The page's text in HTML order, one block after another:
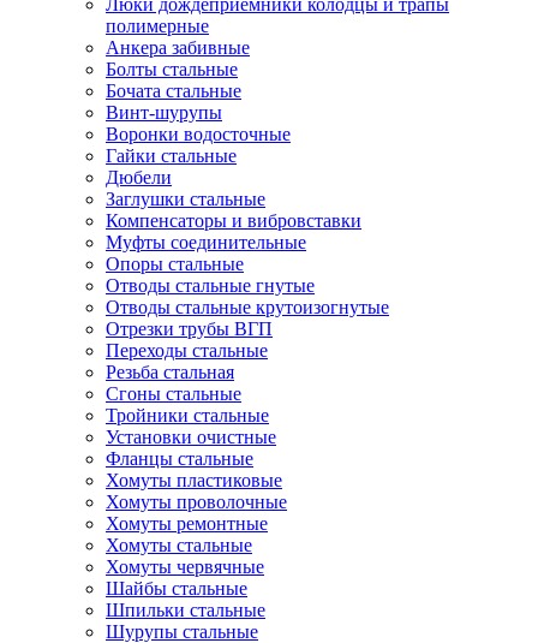
Люки дождеприемники колодцы и трапы
полимерные
Анкера забивные
Болты стальные
Бочата стальные
Винт-шурупы
Воронки водосточные
Гайки стальные
Дюбели
Заглушки стальные
Компенсаторы и вибровставки
Муфты соединительные
Опоры стальные
Отводы стальные гнутые
Отводы стальные крутоизогнутые
Отрезки трубы ВГП
Переходы стальные
Резьба стальная
Сгоны стальные
Тройники стальные
Установки очистные
Фланцы стальные
Хомуты пластиковые
Хомуты проволочные
Хомуты ремонтные
Хомуты стальные
Хомуты червячные
Шайбы стальные
Шпильки стальные
Шурупы стальные